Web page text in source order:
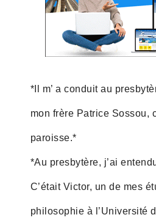
*Il m’ a conduit au
mon frère Patrice Sossou,
paroisse.*
*Au presbytère, j’ai
C’était Victor, un de mes
philosophie à l’Université